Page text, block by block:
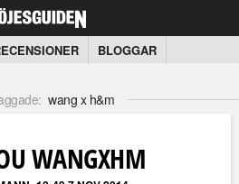
BLOGGAR
wang x h&m
WANGXHM